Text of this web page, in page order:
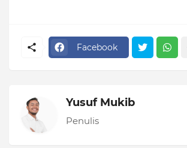
Facebook
Yusuf Mukib
Penulis